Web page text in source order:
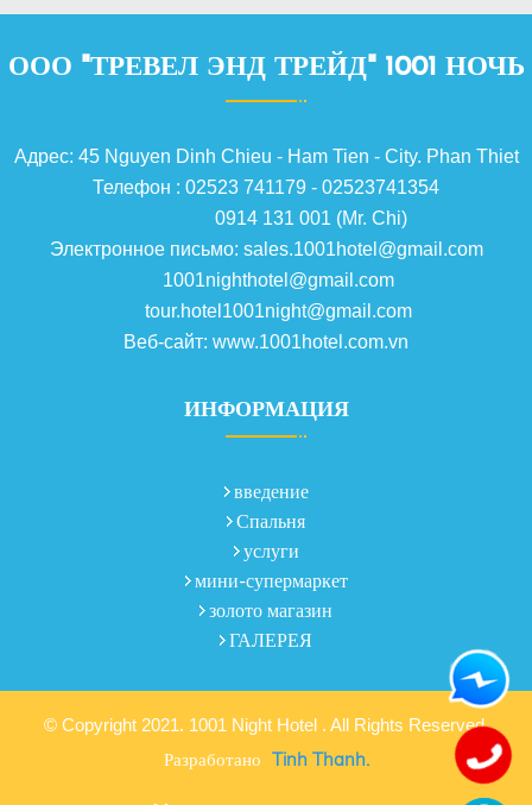
ООО "ТРЕВЕЛ ЭНД ТРЕЙД" 1001 НОЧЬ
Адрес: 45 Nguyen Dinh Chieu - Ham Tien - City. Phan Thiet
Телефон : 02523 741179 - 02523741354
0914 131 001 (Mr. Chi)
Электронное письмо: sales.1001hotel@gmail.com
1001nighthotel@gmail.com
tour.hotel1001night@gmail.com
Веб-сайт: www.1001hotel.com.vn
ИНФОРМАЦИЯ
введение
Спальня
услуги
мини-супермаркет
золото магазин
ГАЛЕРЕЯ
© Copyright 2021. 1001 Night Hotel . All Rights Reserved.
Разработано Tinh Thanh.